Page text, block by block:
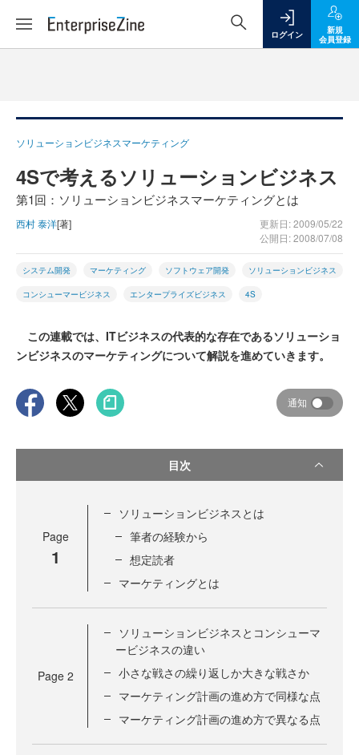
ログイン
新規
会員登録
ソリューションビジネスマーケティング
4Sで考えるソリューションビジネス
第1回：ソリューションビジネスマーケティングとは
西村 泰洋[著]
更新日: 2009/05/22
公開日: 2008/07/08
システム開発 マーケティング ソフトウェア開発 ソリューションビジネス
コンシューマービジネス エンタープライズビジネス 4S
この連載では、ITビジネスの代表的な存在であるソリューショ
ンビジネスのマーケティングについて解説を進めていきます。
通知
目次
Page
1
ソリューションビジネスとは
筆者の経験から
想定読者
マーケティングとは
Page 2
ソリューションビジネスとコンシューマ
ービジネスの違い
小さな戦さの繰り返しか大きな戦さか
マーケティング計画の進め方で同様な点
マーケティング計画の進め方で異なる点